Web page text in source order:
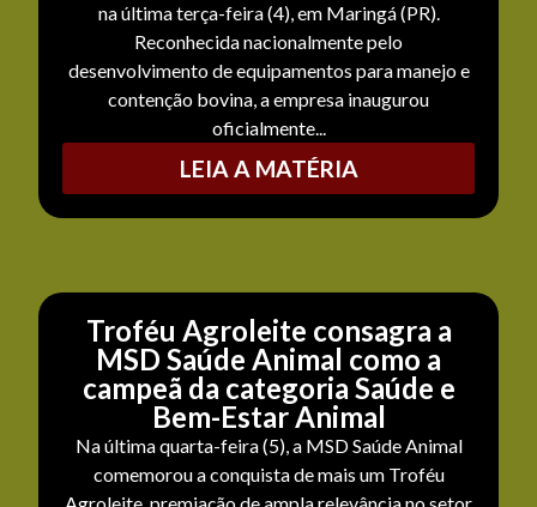
na última terça-feira (4), em Maringá (PR).
Reconhecida nacionalmente pelo
desenvolvimento de equipamentos para manejo e
contenção bovina, a empresa inaugurou
oficialmente...
LEIA A MATÉRIA
Troféu Agroleite consagra a
MSD Saúde Animal como a
campeã da categoria Saúde e
Bem-Estar Animal
Na última quarta-feira (5), a MSD Saúde Animal
comemorou a conquista de mais um Troféu